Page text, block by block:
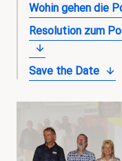
Wohin gehen die
Resolution zum
Save the Date